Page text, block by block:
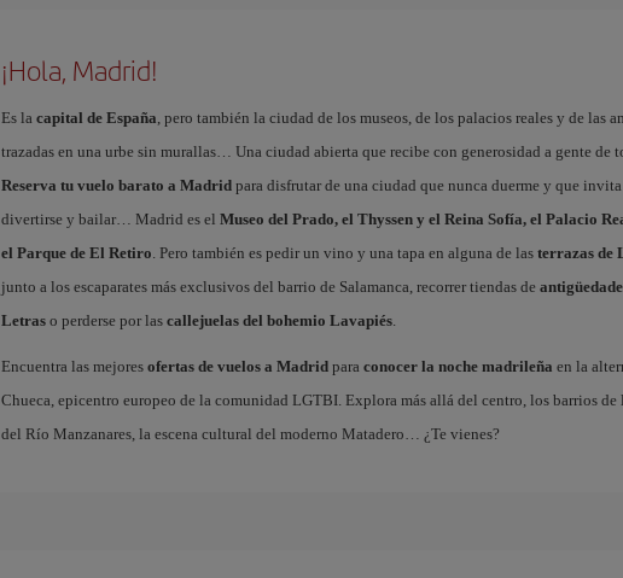
¡Hola, Madrid!
Es la capital de España, pero también la ciudad de los museos, de los palacios reales y de las
trazadas en una urbe sin murallas… Una ciudad abierta que recibe con generosidad a gente de
Reserva tu vuelo barato a Madridpara disfrutar de una ciudad que nunca duerme y que invita
divertirse y bailar… Madrid es el Museo del Prado, el Thyssen y el Reina Sofía, el Palacio
el Parque de El Retiro. Pero también es pedir un vino y una tapa en alguna de las terrazas de
junto a los escaparates más exclusivos del barrio de Salamanca, recorrer tiendas de
Letraso perderse por las callejuelas del bohemio Lavapiés.
Encuentra las mejores ofertas de vuelos a Madridpara conocer la noche madrileña en la
Chueca, epicentro europeo de la comunidad LGTBI. Explora más allá del centro, los barrios
del Río Manzanares, la escena cultural del moderno Matadero… ¿Te vienes?